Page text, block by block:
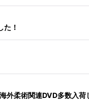
！
外柔術関連DVD多数入荷